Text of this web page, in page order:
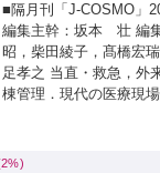
■隔月刊「J-COSMO」
編集主幹：坂本 壮 編
昭，柴田綾子，髙橋宏
足孝之 当直・救急，外
棟管理．現代の医療現
Common Senseがここ